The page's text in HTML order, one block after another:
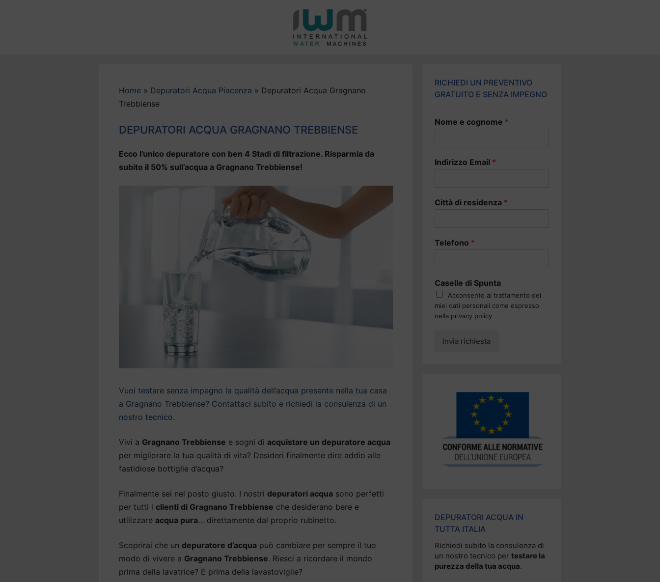
Home » Depuratori Acqua Piacenza » Depuratori Acqua Gragnano
Trebbiense
DEPURATORI ACQUA GRAGNANO TREBBIENSE
Ecco l’unico depuratore con ben 4 Stadi di filtrazione. Risparmia da
subito il 50% sull’acqua a Gragnano Trebbiense!
Vuoi testare senza impegno la qualità dell’acqua presente nella tua casa
a Gragnano Trebbiense? Contattaci subito e richiedi la consulenza di un
nostro tecnico.
Vivi a Gragnano Trebbiense e sogni di acquistare un depuratore acqua
per migliorare la tua qualità di vita? Desideri finalmente dire addio alle
fastidiose bottiglie d’acqua?
Finalmente sei nel posto giusto. I nostri depuratori acqua sono perfetti
per tutti i clienti di Gragnano Trebbiense che desiderano bere e
utilizzare acqua pura… direttamente dal proprio rubinetto.
Scoprirai che un depuratore d’acqua può cambiare per sempre il tuo
modo di vivere a Gragnano Trebbiense. Riesci a ricordare il mondo
prima della lavatrice? E prima della lavastoviglie?
RICHIEDI UN PREVENTIVO
GRATUITO E SENZA IMPEGNO
Nome e cognome *
Indirizzo Email *
Città di residenza *
Telefono *
Caselle di Spunta
Acconsento al trattamento dei
miei dati personali come espresso
nella privacy policy
Invia richiesta
DEPURATORI ACQUA IN
TUTTA ITALIA
Richiedi subito la consulenza di
un nostro tecnico per testare la
purezza della tua acqua.